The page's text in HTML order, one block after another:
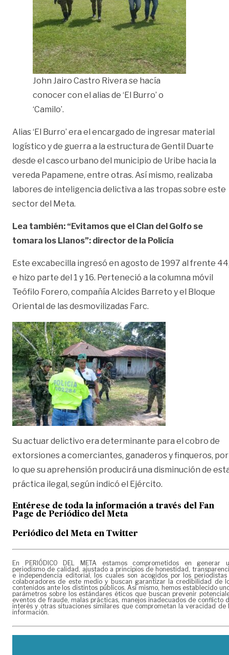
John Jairo Castro Rivera se hacía
conocer con el alias de ‘El Burro’ o
‘Camilo’.
Alias ‘El Burro’ era el encargado de ingresar material
logístico y de guerra a la estructura de Gentil Duarte
desde el casco urbano del municipio de Uribe hacia la
vereda Papamene, entre otras. Así mismo, realizaba
labores de inteligencia delictiva a las tropas sobre este
sector del Meta.
Lea también: “Evitamos que el Clan del Golfo se
tomara los Llanos”: director de la Policía
Este excabecilla ingresó en agosto de 1997 al frente
e hizo parte del 1 y 16. Perteneció a la columna móvil
Teófilo Forero, compañía Alcides Barreto y el Bloque
Oriental de las desmovilizadas Farc.
Su actuar delictivo era determinante para el cobro de
extorsiones a comerciantes, ganaderos y finqueros, por
lo que su aprehensión producirá una disminución de
práctica ilegal, según indicó el Ejército.
Entérese de toda la información a través del Fan
Page de Periódico del Meta
Periódico del Meta en Twitter
En PERIÓDICO DEL META estamos comprometidos en generar
periodismo de calidad, ajustado a principios de honestidad,
e independencia editorial, los cuales son acogidos por los periodistas
colaboradores de este medio y buscan garantizar la credibilidad de
contenidos ante los distintos públicos. Así mismo, hemos establecido
parámetros sobre los estándares éticos que buscan prevenir
eventos de fraude, malas prácticas, manejos inadecuados de conflicto
interés y otras situaciones similares que comprometan la veracidad de
información.